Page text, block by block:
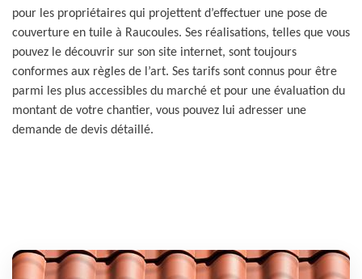
pour les propriétaires qui projettent d’effectuer une pose de
couverture en tuile à Raucoules. Ses réalisations, telles que vous
pouvez le découvrir sur son site internet, sont toujours
conformes aux règles de l’art. Ses tarifs sont connus pour être
parmi les plus accessibles du marché et pour une évaluation du
montant de votre chantier, vous pouvez lui adresser une
demande de devis détaillé.